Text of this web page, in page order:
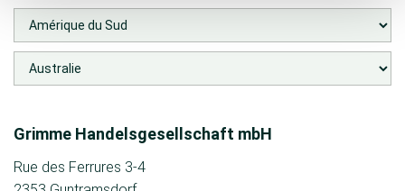
Grimme Handelsgesellschaft mbH
Rue des Ferrures 3-4